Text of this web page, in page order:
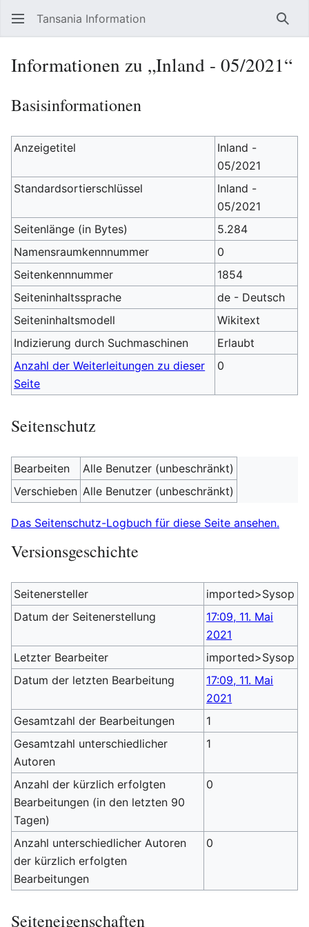
Tansania Information
Informationen zu „Inland - 05/2021“
Basisinformationen
Anzeigetitel
Inland -
05/2021
Standardsortierschlüssel
Inland -
05/2021
Seitenlänge (in Bytes)
5.284
Namensraumkennnummer
0
Seitenkennnummer
1854
Seiteninhaltssprache
de - Deutsch
Seiteninhaltsmodell
Wikitext
Indizierung durch Suchmaschinen
Erlaubt
Anzahl der Weiterleitungen zu dieser
Seite
0
Seitenschutz
Bearbeiten
Alle Benutzer (unbeschränkt)
Verschieben Alle Benutzer (unbeschränkt)
Das Seitenschutz-Logbuch für diese Seite ansehen.
Versionsgeschichte
Seitenersteller
imported>Sysop
Datum der Seitenerstellung
17:09, 11. Mai
2021
Letzter Bearbeiter
imported>Sysop
Datum der letzten Bearbeitung
17:09, 11. Mai
2021
Gesamtzahl der Bearbeitungen
1
Gesamtzahl unterschiedlicher
Autoren
1
Anzahl der kürzlich erfolgten
Bearbeitungen (in den letzten 90
Tagen)
0
Anzahl unterschiedlicher Autoren
der kürzlich erfolgten
Bearbeitungen
0
Seiteneigenschaften